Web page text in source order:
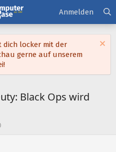
Anmelden
dich locker mit der
gerne auf unserem
Black Ops wird